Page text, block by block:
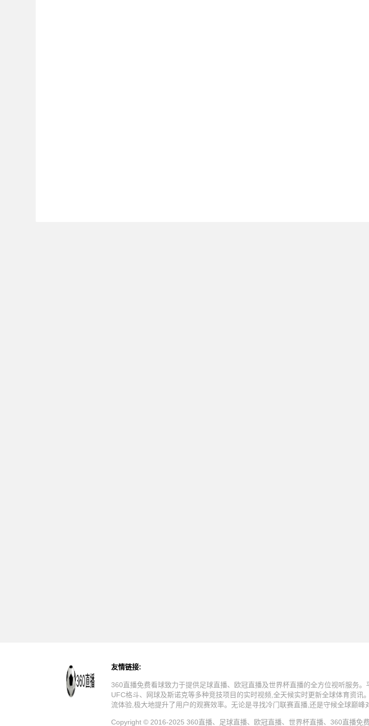
友情链接:
360直播免费看球致力于提供足球直播、欧冠直播及世界杯直播的全方位视听服务。
UFC格斗、网球及斯诺克等多种竞技项目的实时视频,全天候实时更新全球体育资
流体验,极大地提升了用户的观赛效率。无论是寻找冷门联赛直播,还是守候全球巅峰
Copyright © 2016-2025 360直播、足球直播、欧冠直播、世界杯直播、360直播免